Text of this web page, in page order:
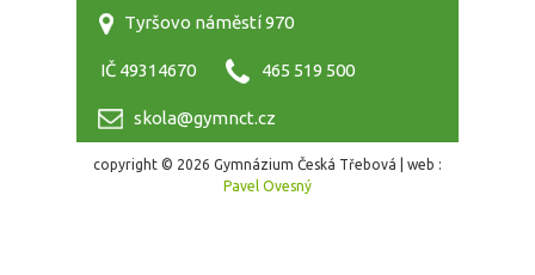
Tyršovo náměstí 970
IČ 49314670 465 519 500
skola@gymnct.cz
copyright © 2026 Gymnázium Česká Třebová | web :
Pavel Ovesný